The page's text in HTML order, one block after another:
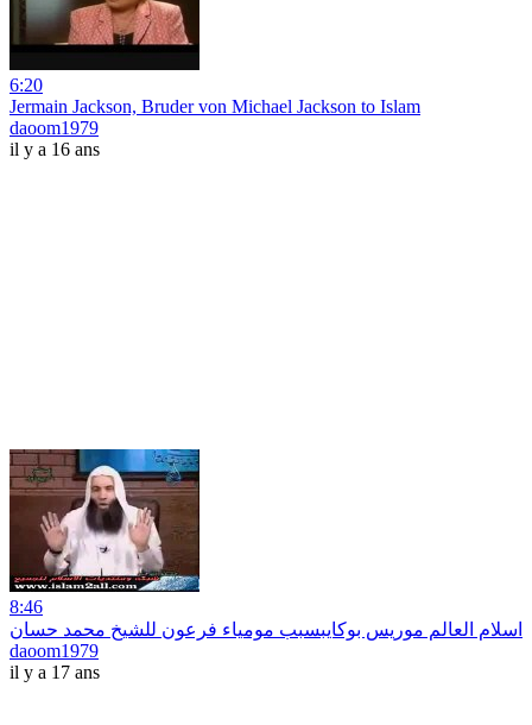
6:20
Jermain Jackson, Bruder von Michael Jackson to Islam
daoom1979
il y a 16 ans
8:46
اسلام العالم موريس بوكايبسبب مومياء فرعون للشيخ محمد حسان
daoom1979
il y a 17 ans